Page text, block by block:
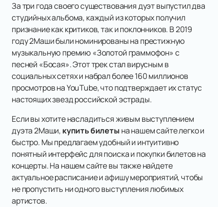
За три года своего существования дуэт выпустил два
студийных альбома, каждый из которых получил
признание как критиков, так и поклонников. В 2019
году 2Маши были номинированы на престижную
музыкальную премию «Золотой граммофон» с
песней «Босая». Этот трек стал вирусным в
социальных сетях и набрал более 160 миллионов
просмотров на YouTube, что подтверждает их статус
настоящих звезд российской эстрады.
Если вы хотите насладиться живым выступлением
дуэта 2Маши, купить билеты на нашем сайте легко и
быстро. Мы предлагаем удобный и интуитивно
понятный интерфейс для поиска и покупки билетов на
концерты. На нашем сайте вы также найдете
актуальное расписание и афишу мероприятий, чтобы
не пропустить ни одного выступления любимых
артистов.